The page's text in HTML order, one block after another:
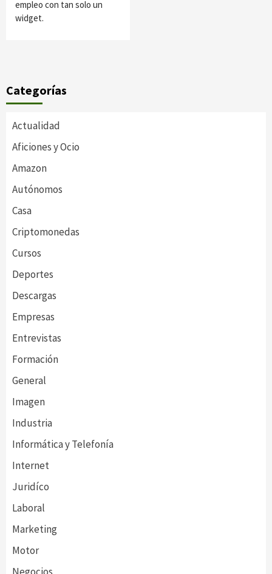
empleo con tan solo un
widget.
Categorías
Actualidad
Aficiones y Ocio
Amazon
Autónomos
Casa
Criptomonedas
Cursos
Deportes
Descargas
Empresas
Entrevistas
Formación
General
Imagen
Industria
Informática y Telefonía
Internet
Juridíco
Laboral
Marketing
Motor